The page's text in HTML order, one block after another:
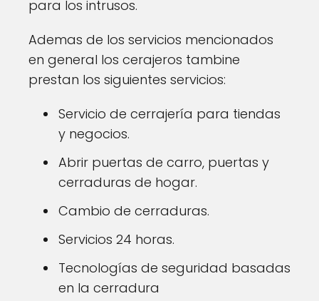
para los intrusos.
Ademas de los servicios mencionados
en general los cerajeros tambine
prestan los siguientes servicios:
Servicio de cerrajería para tiendas
y negocios.
Abrir puertas de carro, puertas y
cerraduras de hogar.
Cambio de cerraduras.
Servicios 24 horas.
Tecnologías de seguridad basadas
en la cerradura